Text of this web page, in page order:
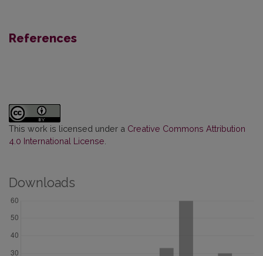
References
This work is licensed under a Creative Commons Attribution
4.0 International License
Downloads